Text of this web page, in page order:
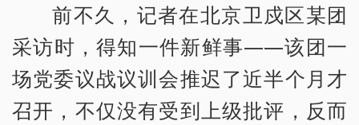
前不久，记者在北京卫戍区某团
采访时，得知一件新鲜事——该团一
场党委议战议训会推迟了近半个月才
召开，不仅没有受到上级批评，反而